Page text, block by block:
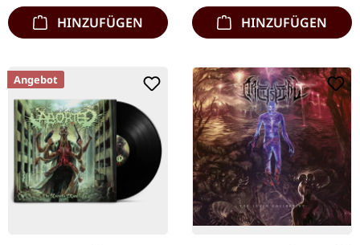
HINZUFÜGEN HINZUFÜGEN
Angebot